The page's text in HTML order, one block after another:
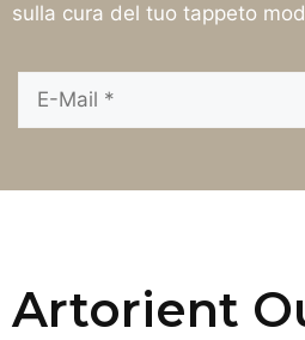
sulla cura del tuo tappeto
Artorient